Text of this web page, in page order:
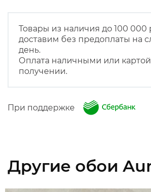
Товары из наличия до 100 000
доставим без предоплаты на
день.
Оплата наличными или
получении.
При поддержке
Другие обои